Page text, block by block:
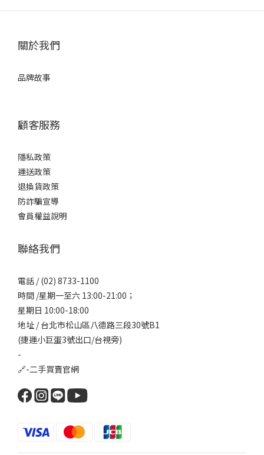
關於我們
品牌故事
顧客服務
隱私政策
運送政策
退換貨政策
防詐騙宣導
會員權益說明
聯絡我們
電話 / (02) 8733-1100
時間 /星期一至六 13:00-21:00；
星期日 10:00-18:00
地址 / 台北市松山區八德路三段30號B1
(捷運小巨蛋3號出口/台視旁)
-
🔗-二手買賣官網